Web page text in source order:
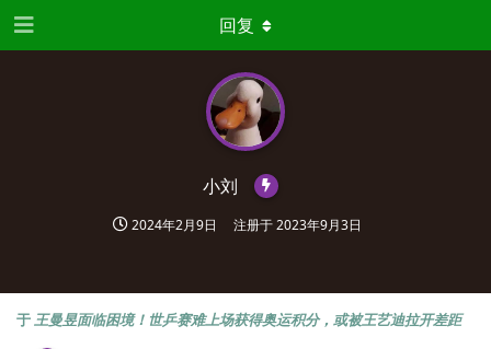
小刘
2024年2月9日 注册于2023年9月3日
回复
于王曼昱面临困境！世乒赛难上场获得奥运积分，或被王艺迪拉开差距